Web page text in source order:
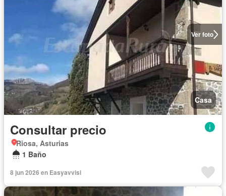
Ver foto
Casa
Consultar precio
Riosa, Asturias
1 Baño
8 jun 2026 en Easyavvisi